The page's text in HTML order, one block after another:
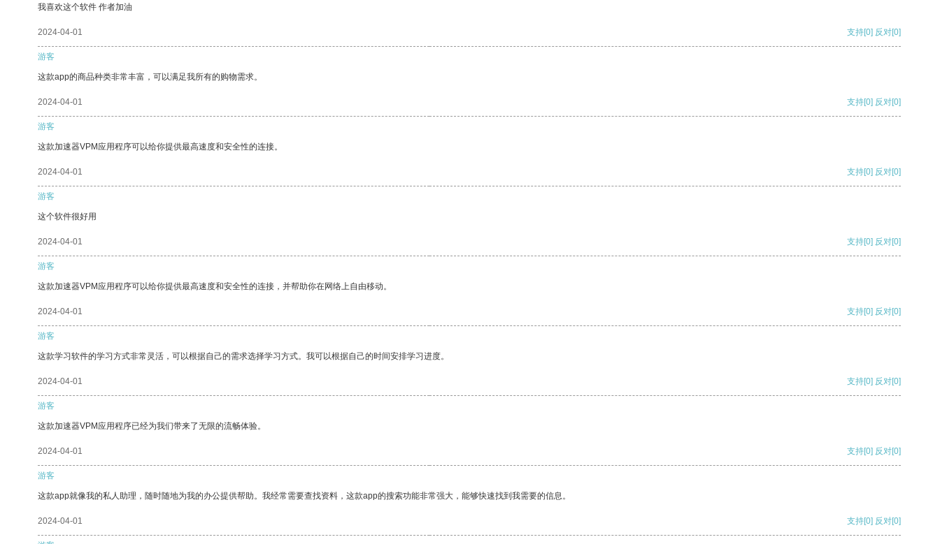
我喜欢这个软件 作者加油
2024-04-01 支持[0] 反对[0]
游客
这款app的商品种类非常丰富，可以满足我所有的购物需求。
2024-04-01 支持[0] 反对[0]
游客
这款加速器VPM应用程序可以给你提供最高速度和安全性的连接。
2024-04-01 支持[0] 反对[0]
游客
这个软件很好用
2024-04-01 支持[0] 反对[0]
游客
这款加速器VPM应用程序可以给你提供最高速度和安全性的连接，并帮助你在网络上自由移动。
2024-04-01 支持[0] 反对[0]
游客
这款学习软件的学习方式非常灵活，可以根据自己的需求选择学习方式。我可以根据自己的时间安排学习进度。
2024-04-01 支持[0] 反对[0]
游客
这款加速器VPM应用程序已经为我们带来了无限的流畅体验。
2024-04-01 支持[0] 反对[0]
游客
这款app就像我的私人助理，随时随地为我的办公提供帮助。我经常需要查找资料，这款app的搜索功能非常强大，能够快速找到我需要的信息。
2024-04-01 支持[0] 反对[0]